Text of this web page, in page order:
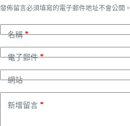
發佈留言必須填寫的電子郵件地址不會公開。
名稱*
電子郵件*
網站
新增留言 *